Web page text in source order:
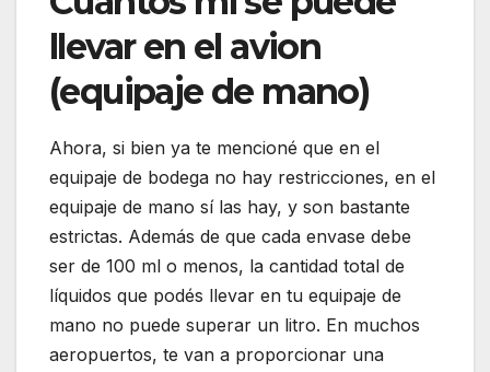
llevar en el avion
(equipaje de mano)
Ahora, si bien ya te mencioné que en el
equipaje de bodega no hay restricciones, en el
equipaje de mano sí las hay, y son bastante
estrictas. Además de que cada envase debe
ser de 100 ml o menos, la cantidad total de
líquidos que podés llevar en tu equipaje de
mano no puede superar un litro. En muchos
aeropuertos, te van a proporcionar una